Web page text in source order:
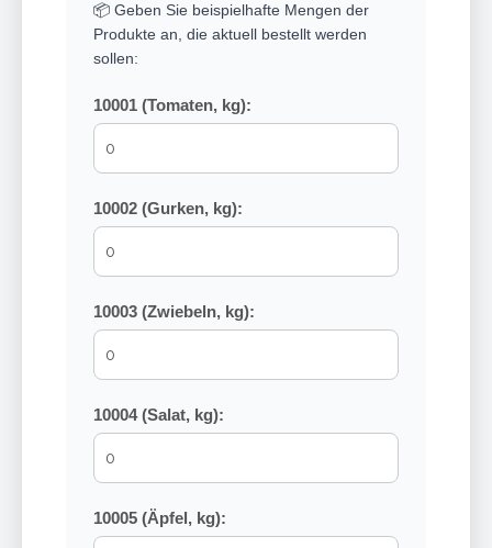
📦 Geben Sie beispielhafte Mengen der
Produkte an, die aktuell bestellt werden
sollen:
10001 (Tomaten, kg):
10002 (Gurken, kg):
10003 (Zwiebeln, kg):
10004 (Salat, kg):
10005 (Äpfel, kg):